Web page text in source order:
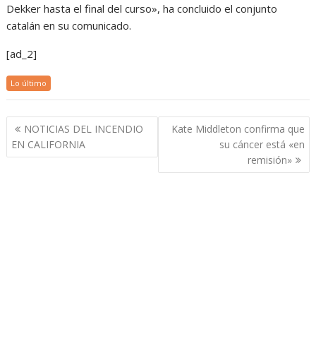
Dekker hasta el final del curso», ha concluido el conjunto
catalán en su comunicado.
[ad_2]
Lo último
Navegación
de
entradas
NOTICIAS DEL INCENDIO
EN CALIFORNIA
Kate Middleton confirma que
su cáncer está «en
remisión»